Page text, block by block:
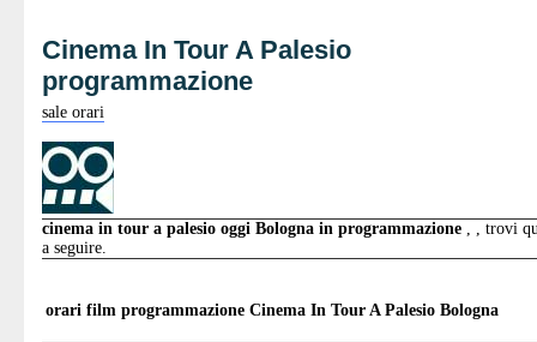
Cinema In Tour A Palesio
programmazione
sale orari
cinema in tour a palesio oggi Bologna in programmazione , , trovi
a seguire.
orari film programmazione Cinema In Tour A Palesio Bologna